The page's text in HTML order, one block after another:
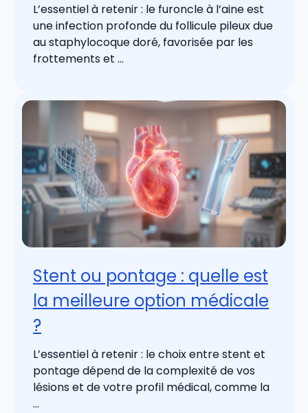
L’essentiel à retenir : le furoncle à l’aine est
une infection profonde du follicule pileux due
au staphylocoque doré, favorisée par les
frottements et ...
Stent ou pontage : quelle est
la meilleure option médicale
?
L’essentiel à retenir : le choix entre stent et
pontage dépend de la complexité de vos
lésions et de votre profil médical, comme la
...